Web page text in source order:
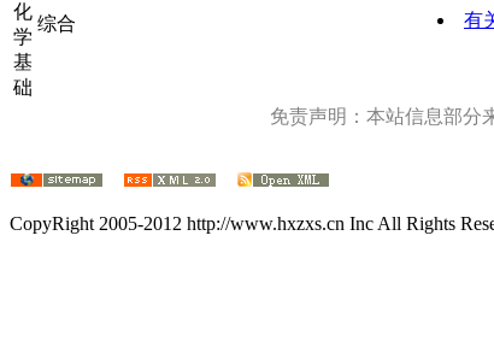
化
学
基
础
综合 有
免责声明：本站信息部分
CopyRight 2005-2012 http://www.hxzxs.cn Inc All Rights